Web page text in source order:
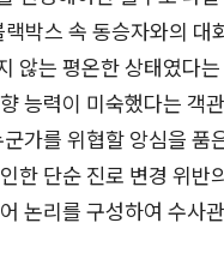
박스 속 동승자와의 대
않는 평온한 상태였다
능력이 미숙했다는 객
가를 위협할 앙심을 품
한 단순 진로 변경 위반
논리를 구성하여 수사